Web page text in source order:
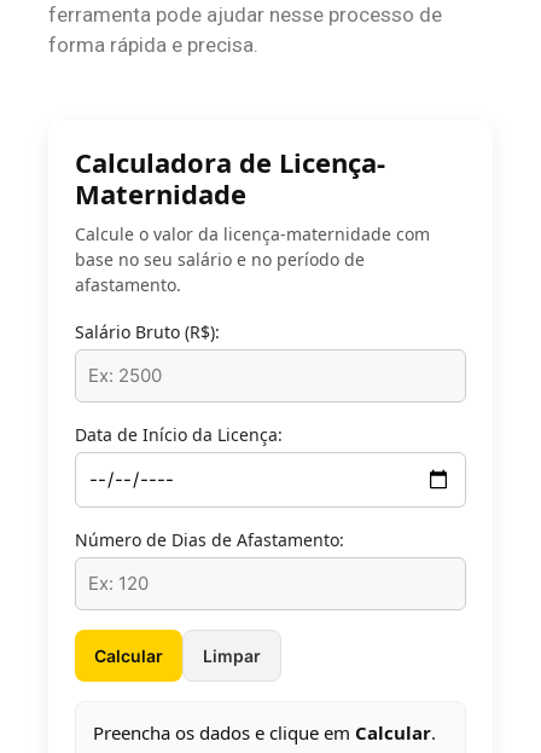
ferramenta pode ajudar nesse processo de
forma rápida e precisa.
Calculadora de Licença-
Maternidade
Calcule o valor da licença-maternidade com
base no seu salário e no período de
afastamento.
Salário Bruto (R$):
Data de Início da Licença:
Número de Dias de Afastamento:
Calcular Limpar
Preencha os dados e clique em Calcular.